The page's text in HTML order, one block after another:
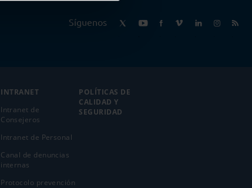
Síguenos
INTRANET
Intranet de
Consejeros
Intranet de Personal
Canal de denuncias
internas
Protocolo prevención
POLÍTICAS DE
CALIDAD Y
SEGURIDAD